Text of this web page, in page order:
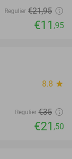
Regulier €21,95
€11 ,95
8.8 star
Regulier €35
€21 ,50